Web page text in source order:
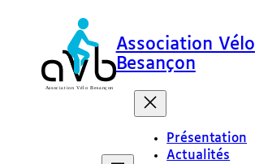
Association Vélo
Besançon
Présentation
Actualités